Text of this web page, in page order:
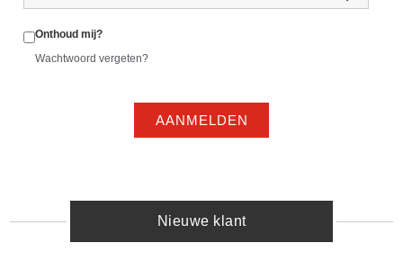
Onthoud mij?
Wachtwoord vergeten?
AANMELDEN
Nieuwe klant